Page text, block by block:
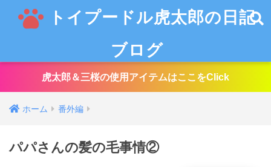
トイプードル虎太郎の日記
ブログ
虎太郎＆三桜の使用アイテムはここをClick
ホーム 番外編
パパさんの髪の毛事情②